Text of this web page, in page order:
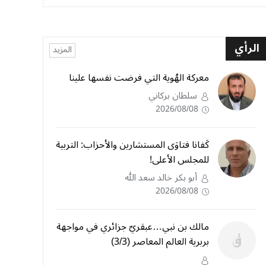
الرأي المزيد
معركة الهُوية التي فرضت نفسها علينا
سلطان بركاني
2026/08/08
كَفانا فتاوَى المستشارين والأحزاب: التربية
للمجلس الأعلى!
أبو بكر خالد سعد الله
2026/08/08
مالك بن نبي…عبقريّ جزائري في مواجهة
بربرية العالم المعاصر (3/3)